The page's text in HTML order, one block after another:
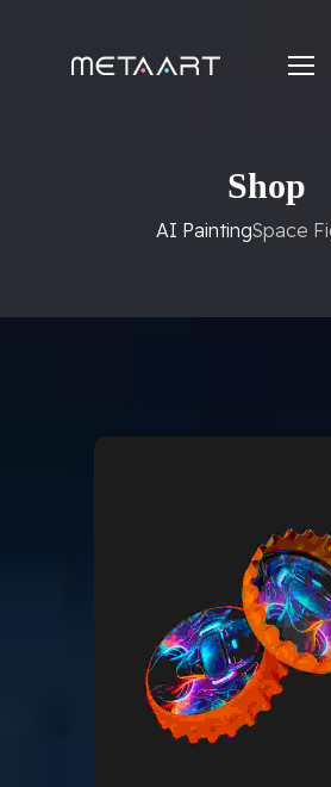
Shop
AI PaintingSpace